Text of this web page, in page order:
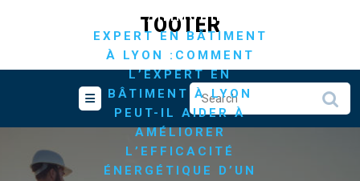
TOOTER
HOME/IMMOBILIER
EXPERT EN BÂTIMENT
À LYON :COMMENT
L’EXPERT EN
BÂTIMENT À LYON
PEUT-IL AIDER À
AMÉLIORER
L’EFFICACITÉ
ÉNERGÉTIQUE D’UN